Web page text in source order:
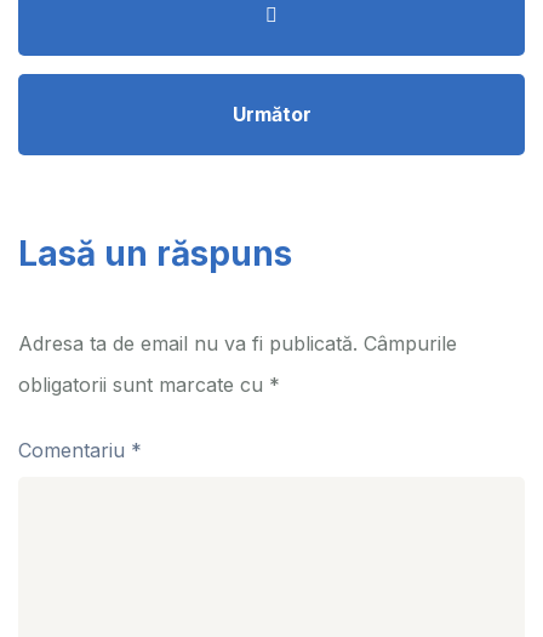
Următor
Lasă un răspuns
Adresa ta de email nu va fi publicată. Câmpurile
obligatorii sunt marcate cu *
Comentariu *